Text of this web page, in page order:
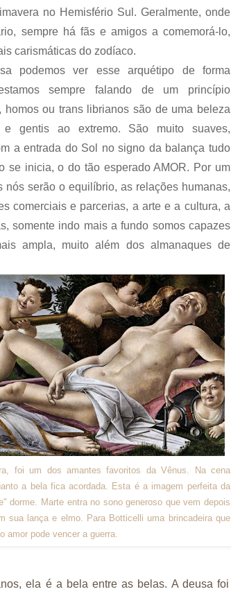
no Hemisfério Sul. Geralmente, onde
sempre há fãs e amigos a comemorá-lo,
carismáticas do zodíaco.
podemos ver esse arquétipo de forma
sempre falando de um princípio
homos ou trans librianos são de uma beleza
e gentis ao extremo. São muito suaves,
a entrada do Sol no signo da balança tudo
se inicia, o do tão esperado AMOR. Por um
serão o equilíbrio, as relações humanas,
comerciais e parcerias, a arte e a cultura, a
somente indo mais a fundo somos capazes
ampla, muito além dos almanaques de
foi um dos amantes favoritos da Vênus. Na cena
a bela fica acordada. Esta é a imagem perfeita da
dorme. Marte entra no sono generoso que vem depois
sua lança e elmo. Para Botticelli uma brincadeira que
amor pode vencer a guerra.
ela é a bela entre as belas. A deusa foi